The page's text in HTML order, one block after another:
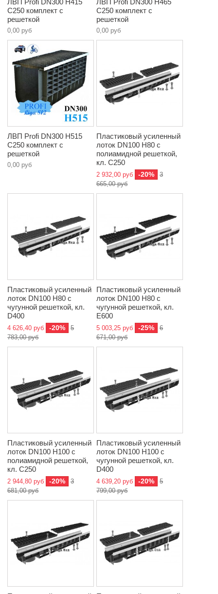
ЛВП Profi DN300 H415
C250 комплект с
решеткой
0,00 руб
ЛВП Profi DN300 H465
C250 комплект с
решеткой
0,00 руб
ЛВП Profi DN300 H515
C250 комплект с
решеткой
0,00 руб
Пластиковый усиленный
лоток DN100 H80 с
полиамидной решеткой,
кл. C250
2 932,00 руб -20%
3
665,00 руб
Пластиковый усиленный
лоток DN100 H80 с
чугунной решеткой, кл.
D400
4 626,40 руб -20%
5
783,00 руб
Пластиковый усиленный
лоток DN100 H80 с
чугунной решеткой, кл.
E600
5 003,25 руб -25%
6
671,00 руб
Пластиковый усиленный
лоток DN100 H100 с
полиамидной решеткой,
кл. C250
2 944,80 руб -20%
3
681,00 руб
Пластиковый усиленный
лоток DN100 H100 с
чугунной решеткой, кл.
D400
4 639,20 руб -20%
5
799,00 руб